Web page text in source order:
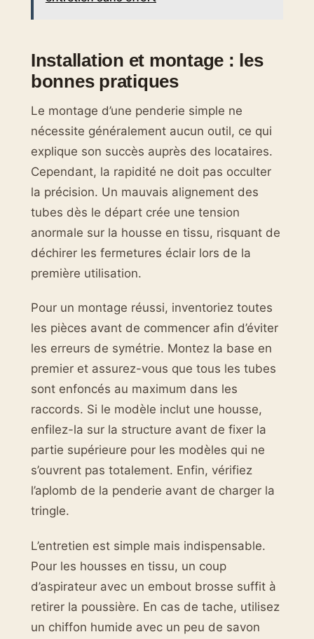
Installation et montage : les
bonnes pratiques
Le montage d’une penderie simple ne
nécessite généralement aucun outil, ce qui
explique son succès auprès des locataires.
Cependant, la rapidité ne doit pas occulter
la précision. Un mauvais alignement des
tubes dès le départ crée une tension
anormale sur la housse en tissu, risquant de
déchirer les fermetures éclair lors de la
première utilisation.
Pour un montage réussi, inventoriez toutes
les pièces avant de commencer afin d’éviter
les erreurs de symétrie. Montez la base en
premier et assurez-vous que tous les tubes
sont enfoncés au maximum dans les
raccords. Si le modèle inclut une housse,
enfilez-la sur la structure avant de fixer la
partie supérieure pour les modèles qui ne
s’ouvrent pas totalement. Enfin, vérifiez
l’aplomb de la penderie avant de charger la
tringle.
L’entretien est simple mais indispensable.
Pour les housses en tissu, un coup
d’aspirateur avec un embout brosse suffit à
retirer la poussière. En cas de tache, utilisez
un chiffon humide avec un peu de savon